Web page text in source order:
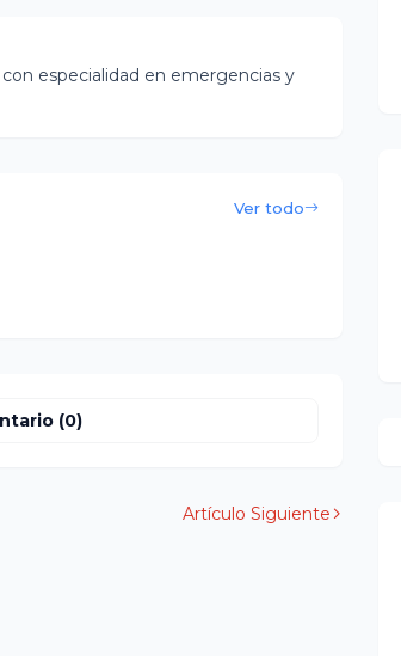
especialidad en emergencias y
Ver todo
(0)
Artículo Siguiente